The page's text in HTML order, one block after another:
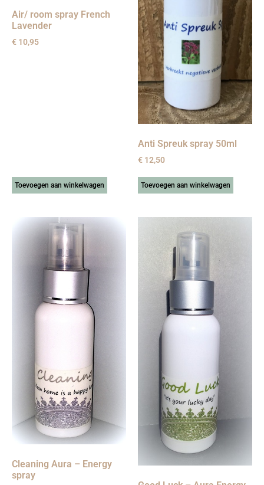
Air/ room spray French
Lavender
€ 10,95
Toevoegen aan winkelwagen
Anti Spreuk spray 50ml
€ 12,50
Toevoegen aan winkelwagen
Cleaning Aura – Energy
spray